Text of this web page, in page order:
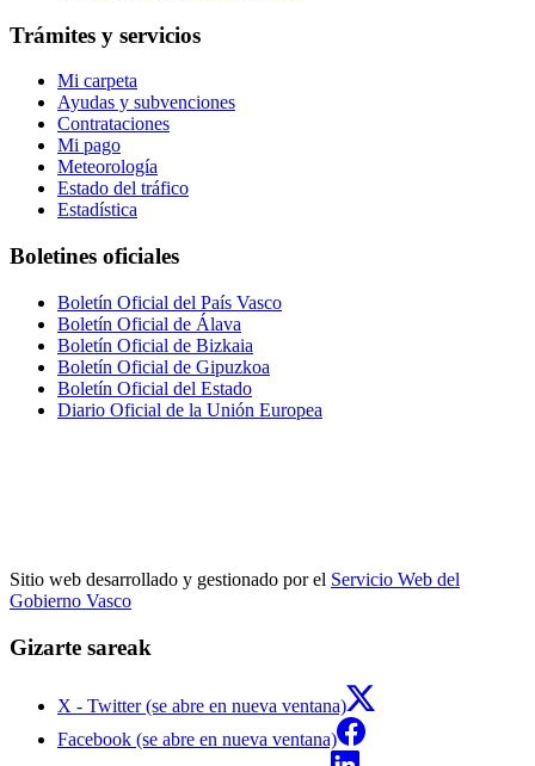
Trámites y servicios
Mi carpeta
Ayudas y subvenciones
Contrataciones
Mi pago
Meteorología
Estado del tráfico
Estadística
Boletines oficiales
Boletín Oficial del País Vasco
Boletín Oficial de Álava
Boletín Oficial de Bizkaia
Boletín Oficial de Gipuzkoa
Boletín Oficial del Estado
Diario Oficial de la Unión Europea
Sitio web desarrollado y gestionado por el Servicio Web del
Gobierno Vasco
Gizarte sareak
X - Twitter (se abre en nueva ventana)
Facebook (se abre en nueva ventana)